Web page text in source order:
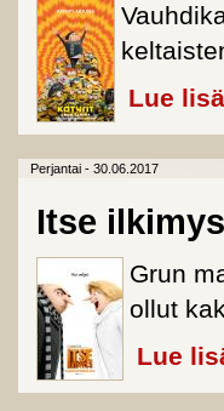
Lue
Perjantai - 30.06.2017
Itse
Grun
ollut
Lue